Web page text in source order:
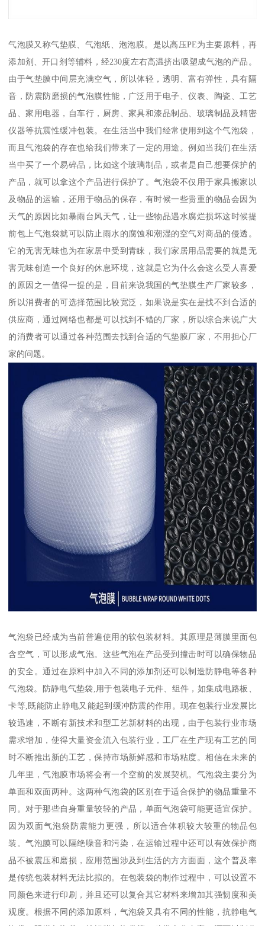
气泡膜又称气垫膜、气泡纸、泡泡膜。是以高压PE为主要原料，再
添加剂、开口剂等辅料，经230度左右高温挤出吸塑成气泡的产品。
由于气垫膜中间层充满空气，所以体轻，透明、富有弹性，具有隔
音，防震防磨损的气泡膜性能，广泛用于电子、仪表、陶瓷、工艺
品、家用电器，自车行，厨房、家具和漆品制品、玻璃制品及精密
仪器等抗震性缓冲包装。在生活当中我们经常使用到这个气泡袋，
而且气泡袋的存在也给我们带来了一定的用途。例如当我们在生活
当中买了一个易碎品，比如这个玻璃制品，或者是自己想要保护的
产品，就可以拿这个产品进行保护了。气泡袋不仅用于家具搬家以
及物品的运输，还用于物品的保存，有时候一些贵重的物品会因为
天气的原因比如暴雨台风天气，让一些物品遇水腐烂损坏这时候提
前包上气泡袋就可以防止雨水的腐蚀和潮湿的空气对商品的侵透。
它的无害无味也为在家居中受到青睐，我们家居用品需要的就是无
害无味创造一个良好的休息环境，这就是它为什么会这么受人喜爱
的原因之一值得一提的是，目前来说我国的气垫膜生产厂家较多，
所以消费者的可选择范围比较宽泛，如果说是实在是找不到合适的
供应商，通过网络也都是可以找到不错的厂家，所以综合来说广大
的消费者可以通过各种范围去找到合适的气垫膜厂家，不用担心厂
家的问题。
气泡袋已经成为当前普遍使用的软包装材料。其原理是薄膜里面包
含空气，可以形成气泡。这些气泡在产品受到撞击时可以确保物品
的安全。通过在原料中加入不同的添加剂还可以制造防静电等各种
气泡袋。防静电气垫袋,用于包装电子元件、组件，如集成电路板、
卡等,既能防止静电又能起到缓冲防震的作用。现在包装行业发展比
较迅速，不断有新技术和型工艺新材料的出现，由于包装行业市场
需求增加，使得大量资金流入包装行业，工厂在生产现有工艺的同
时不断推出新的工艺，保持市场新鲜感和市场粘度。相信在未来的
几年里，气泡膜市场将会有一个空前的发展契机。气泡袋主要分为
单面和双面两种。这两种气泡袋的区别在于适合保护的物品重量不
同。对于那些自身重量较轻的产品，单面气泡袋可能更适宜保护。
因为双面气泡袋防震能力更强，所以适合体积较大较重的物品包
装。气泡膜可以隔绝噪音和污染，在运输过程中还可以有效保护商
品不被震压和磨损，应用范围涉及到生活的方方面面，这个普及率
是传统包装材料无法比拟的。在包装袋的制作过程中，可以设置不
同颜色来进行印刷，并且还可以复合其它材料来增加其强韧度和美
观度。根据不同的添加原料，气泡袋又具有不同的性能，抗静电气